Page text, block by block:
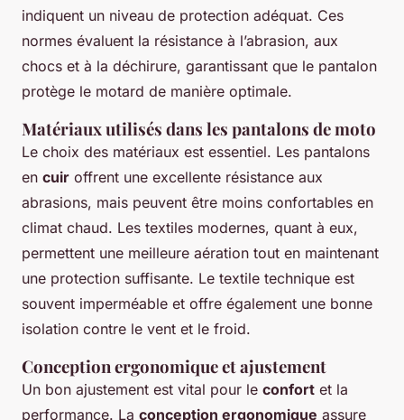
indiquent un niveau de protection adéquat. Ces
normes évaluent la résistance à l’abrasion, aux
chocs et à la déchirure, garantissant que le pantalon
protège le motard de manière optimale.
Matériaux utilisés dans les pantalons de moto
Le choix des matériaux est essentiel. Les pantalons
en cuir offrent une excellente résistance aux
abrasions, mais peuvent être moins confortables en
climat chaud. Les textiles modernes, quant à eux,
permettent une meilleure aération tout en maintenant
une protection suffisante. Le textile technique est
souvent imperméable et offre également une bonne
isolation contre le vent et le froid.
Conception ergonomique et ajustement
Un bon ajustement est vital pour le confort et la
performance. La conception ergonomique assure